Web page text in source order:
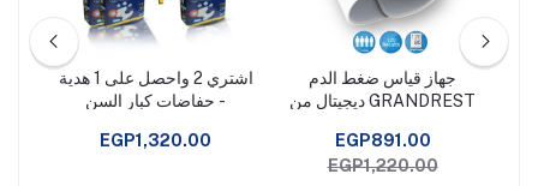
جهاز قياس ضغط الدم
GRANDREST ديجيتال من
EGP891.00
EGP1,220.00
اشتري 2 واحصل على 1 هدية
- حفاضات كبار السن
EGP1,320.00